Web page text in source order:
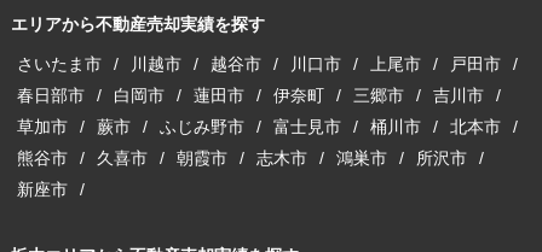
エリアから不動産売却実績を探す
さいたま市 川越市 越谷市 川口市 上尾市
戸田市
春日部市
白岡市 蓮田市 伊奈町 三郷市
吉川市
草加市
蕨市 ふじみ野市 富士見市 桶川市
北本市
熊谷市
久喜市 朝霞市 志木市 鴻巣市
所沢市
新座市